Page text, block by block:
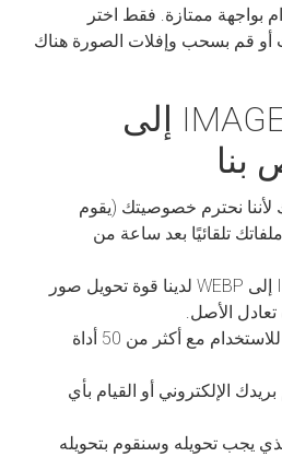
بواجهة ممتازة. فقط اختر
أو قم بسحب وإفلات الصورة هناك
لماذا محول IMAGE إلى
نحترم خصوصيتك (يقوم
تلقائيًا بعد ساعة من
يقدم محول IMAGE إلى WEBP لدينا قوة تحويل صور
تعادل الأصل.
هذا المحول مجاني للاستخدام مع أكثر من 50 أداة
الإلكتروني أو القيام بأي
يجب تحويله وسنقوم بتحويله